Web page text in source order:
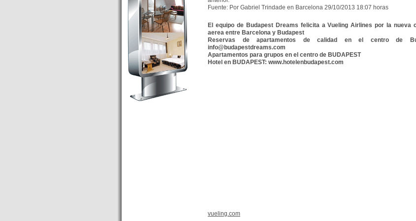
Budapest’.
- Hoteles en BUDAPEST:
Resultados octubre de 2016,
subida del 15% ocupación y
del 25,6% en el RevPar
- Nuevo Hotel en Budapest
bajo la marca Exe Hotusa
- Transfer Aeropuerto de
BUDAPEST
Fuente: Por Gabriel Trindade en Barcelona 29/10/2013 18:07 horas
El equipo de Budapest Dreams felicita a Vueling Airlines por la nueva
aerea entre Barcelona y Budapest
Reservas de apartamentos de calidad en el centro de
info@budapestdreams.com
Apartamentos para grupos en el centro de BUDAPEST
Hotel en BUDAPEST: www.hotelenbudapest.com
vueling.com